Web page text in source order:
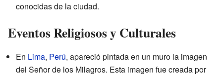
conocidas de la ciudad.
Eventos Religiosos y Culturales
En Lima, Perú, apareció pintada en un muro la imagen
del Señor de los Milagros. Esta imagen fue creada por